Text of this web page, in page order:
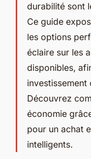
durabilité sont
Ce guide
les options
éclaire sur les
disponibles,
Découvrez
économie
pour un achat
intelligents.